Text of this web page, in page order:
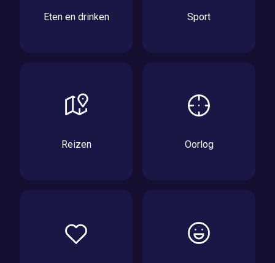
Eten en drinken Sport
Reizen Oorlog